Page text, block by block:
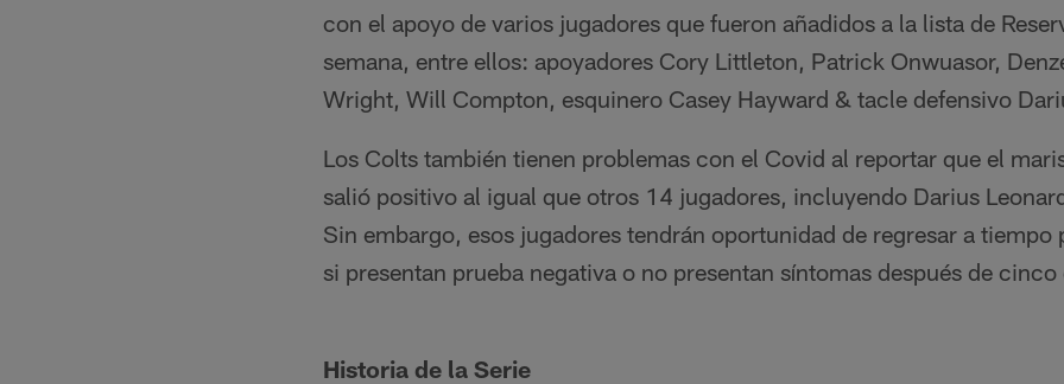
con el apoyo de varios jugadores que fueron añadidos a la lista de
semana, entre ellos: apoyadores Cory Littleton, Patrick Onwuasor,
Wright, Will Compton, esquinero Casey Hayward & tacle defensivo
Los Colts también tienen problemas con el Covid al reportar que el
salió positivo al igual que otros 14 jugadores, incluyendo Darius
Sin embargo, esos jugadores tendrán oportunidad de regresar a tiempo
si presentan prueba negativa o no presentan síntomas después de cinco
Historia de la Serie